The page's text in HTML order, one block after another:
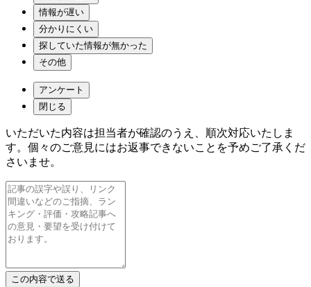
情報が遅い
分かりにくい
探していた情報が無かった
その他
アンケート
閉じる
いただいた内容は担当者が確認のうえ、順次対応いたしま
す。個々のご意見にはお返事できないことを予めご了承くだ
さいませ。